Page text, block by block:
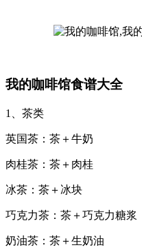
我的咖啡馆食谱大全
1、茶类
英国茶：茶＋牛奶
肉桂茶：茶＋肉桂
冰茶：茶＋冰块
巧克力茶：茶＋巧克力糖浆
奶油茶：茶＋生奶油